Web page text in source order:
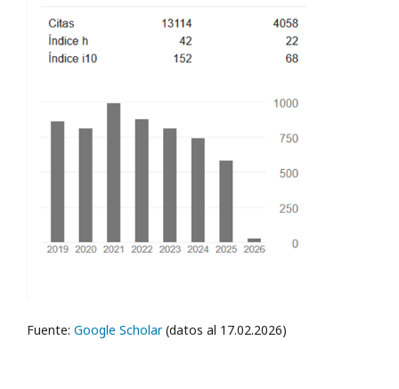
Fuente: Google Scholar(datos al 17.02.2026)